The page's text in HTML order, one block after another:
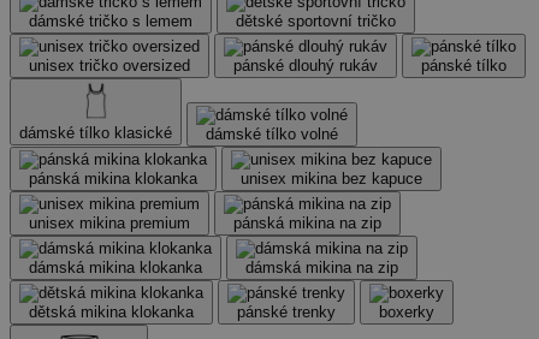
dámské tričko s lemem dětské sportovní tričko
unisex tričko oversized pánské dlouhý rukáv pánské tílko
dámské tílko klasické dámské tílko volné
pánská mikina klokanka unisex mikina bez kapuce
unisex mikina premium pánská mikina na zip
dámská mikina klokanka dámská mikina na zip
dětská mikina klokanka pánské trenky boxerky